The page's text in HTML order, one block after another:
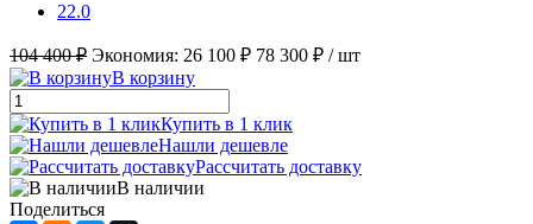
22.0
104 400 ₽ Экономия: 26 100 ₽ 78 300 ₽ / шт
В корзину
Купить в 1 клик
Нашли дешевле
Рассчитать доставку
В наличии
Поделиться